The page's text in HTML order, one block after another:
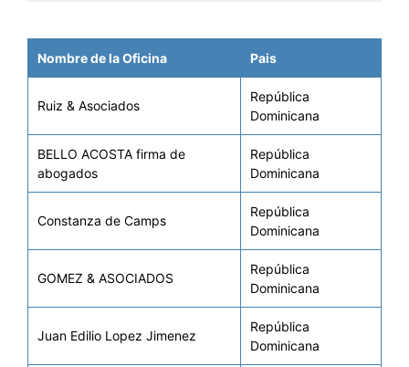
Nombre de la Oficina Pais
Ruiz & Asociados
República
Dominicana
BELLO ACOSTA firma de
abogados
República
Dominicana
Constanza de Camps
República
Dominicana
GOMEZ & ASOCIADOS
República
Dominicana
Juan Edilio Lopez Jimenez
República
Dominicana